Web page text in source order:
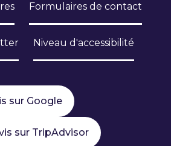
Formulaires de contact
Niveau d'accessibilité
sur Google
sur TripAdvisor